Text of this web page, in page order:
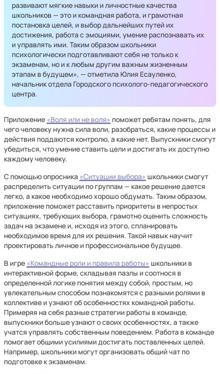
развивают мягкие навыки и личностные качества
школьников — это и командная работа, и грамотная
постановка целей, и выбор дальнейших путей их
достижения, работа с эмоциями, умение распознавать их
и управлять ими. Таким образом школьники
психологически подготавливают себя не только к
экзаменам, но и к любым другим важным жизненным
этапам в будущем», — отметила Юлия Есауленко,
начальник отдела Городского психолого-педагогического
центра.
Приложение «Воля или не воля» поможет ребятам понять, для
чего человеку нужна сила воли, разобраться, какие процессы и
действия поддаются контролю, а какие нет. Выпускники смогут
убедиться, что умение ставить цели и достигать их доступно
каждому человеку.
С помощью опросника «Ситуации выбора» школьники смогут
распределить ситуации по группам — какое решение дается
легко, а какое необходимо хорошо обдумать. Таким образом,
приложение поможет расставить приоритеты в непростых
ситуациях, требующих выбора, грамотно оценить сложность
задач на экзамене и, исходя из этого, спланировать
необходимое время для их решения. Такой навык научит
проектировать личное и профессиональное будущее.
В игре «Командные роли и правила работы» школьники в
интерактивной форме, складывая пазлы и соотнося в
определенной логике понятия между собой, простым, но
увлекательным способом познакомятся с разными ролями в
коллективе и узнают об особенностях командной работы.
Примеряя на себя разные стратегии работы в команде,
выпускники больше узнают о своих особенностях, а также
учатся управлять собственным поведением. Работа в команде
помогает общими усилиями достигать поставленных целей.
Например, школьники могут организовать общий чат по
подготовке к экзаменам.